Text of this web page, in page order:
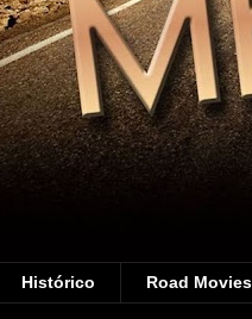
Histórico Road